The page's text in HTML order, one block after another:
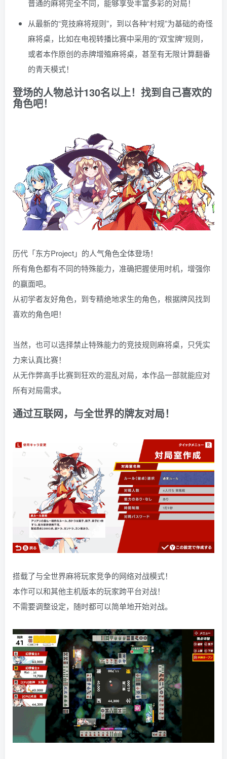
普通的麻将完全不同，能够享受丰富多彩的对局！
从最新的“竞技麻将规则”，到以各种“村规”为基础的奇怪
麻将桌，比如在电视转播比赛中采用的“双宝牌”规则，
或者本作原创的赤牌增殖麻将桌，甚至有无限计算翻番
的青天模式！
登场的人物总计130名以上！找到自己喜欢的
角色吧！
历代「东方Project」的人气角色全体登场！
所有角色都有不同的特殊能力，准确把握使用时机，增强你
的赢面吧。
从初学者友好角色，到专精绝地求生的角色，根据牌风找到
喜欢的角色吧！
当然，也可以选择禁止特殊能力的竞技规则麻将桌，只凭实
力来认真比赛！
从无作弊高手比赛到狂欢的混乱对局，本作品一部就能应对
所有对局需求。
通过互联网，与全世界的牌友对局！
搭载了与全世界麻将玩家竞争的网络对战模式！
本作可以和其他主机版本的玩家跨平台对战！
不需要调整设定，随时都可以简单地开始对战。